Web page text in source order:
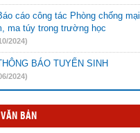
cáo công tác Phòng chống mại
ma túy trong trường học
2024)
BÁO TUYỂN SINH
2024)
2024)
VĂN BẢN